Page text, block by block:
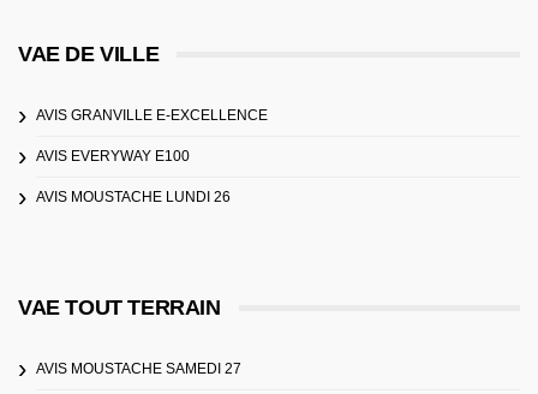
VAE DE VILLE
AVIS GRANVILLE E-EXCELLENCE
AVIS EVERYWAY E100
AVIS MOUSTACHE LUNDI 26
VAE TOUT TERRAIN
AVIS MOUSTACHE SAMEDI 27